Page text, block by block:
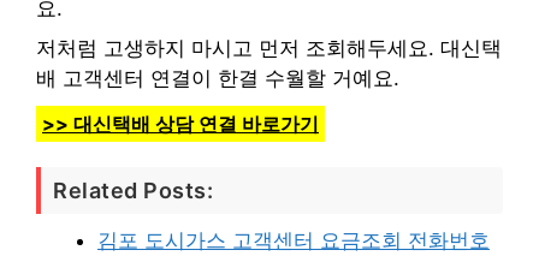
요.
저처럼 고생하지 마시고 먼저 조회해두세요. 대신택
배 고객센터 연결이 한결 수월할 거예요.
>> 대신택배 상담 연결 바로가기
Related Posts:
김포 도시가스 고객센터 요금조회 전화번호